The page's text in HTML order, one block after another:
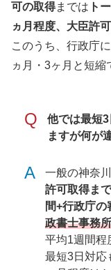
可の取得までは ト
ヵ月程度、大臣許
このうち、行政庁
ヵ月・3ヶ月と短縮
Q
他では最短
ますが何が
A
一般の神奈
許可取得ま
間+行政庁の
政書士事務
平均1週間程
最短3日対応